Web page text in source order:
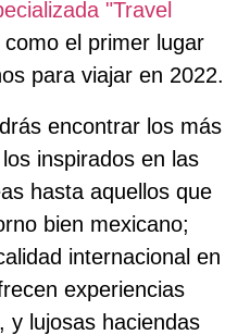
"Travel
el primer lugar
para viajar en 2022.
encontrar los más
inspirados en las
hasta aquellos que
bien mexicano;
internacional en
experiencias
y lujosas haciendas